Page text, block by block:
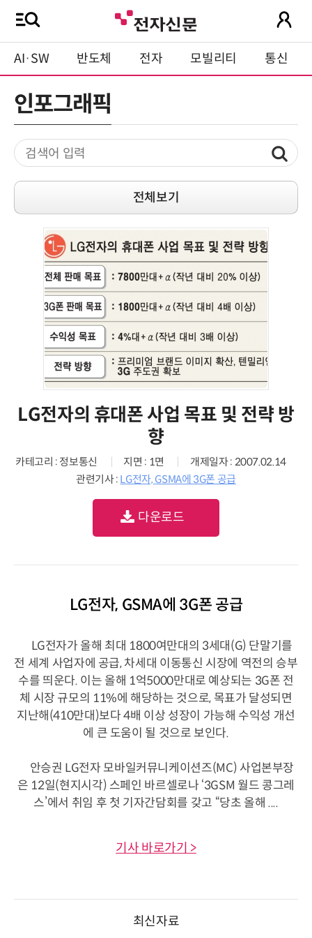
AI·SW 반도체 전자 모빌리티 통신
인포그래픽
전체보기
LG전자의 휴대폰 사업 목표 및 전략 방
향
카테고리 : 정보통신 지면 : 1면
개제일자 : 2007.02.14
관련기사 : LG전자, GSMA에 3G폰 공급
다운로드
LG전자, GSMA에 3G폰 공급
LG전자가 올해 최대 1800여만대의 3세대(G) 단말기를
전 세계 사업자에 공급, 차세대 이동통신 시장에 역전의 승부
수를 띄운다. 이는 올해 1억5000만대로 예상되는 3G폰 전
체 시장 규모의 11%에 해당하는 것으로, 목표가 달성되면
지난해(410만대)보다 4배 이상 성장이 가능해 수익성 개선
에 큰 도움이 될 것으로 보인다.
안승권 LG전자 모바일커뮤니케이션즈(MC) 사업본부장
은 12일(현지시각) 스페인 바르셀로나 ‘3GSM 월드 콩그레
스’에서 취임 후 첫 기자간담회를 갖고 “당초 올해 ....
기사 바로가기 >
최신자료